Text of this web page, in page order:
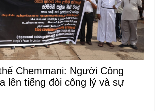
Chemmani: Người Công
lên tiếng đòi công lý và sự